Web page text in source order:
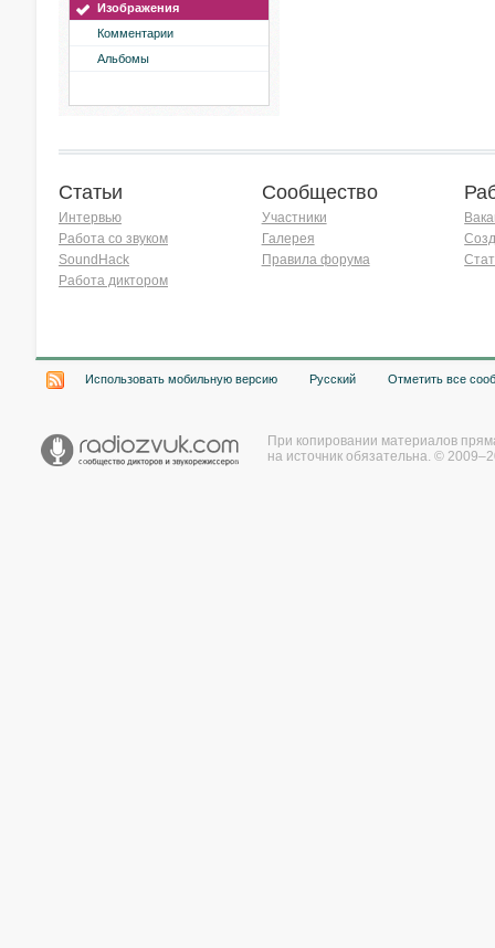
Изображения
Комментарии
Альбомы
Статьи
Интервью
Работа со звуком
SoundHack
Работа диктором
Сообщество
Участники
Галерея
Правила форума
Использовать мобильную версию Русский Отметить все
При копировании материалов
на источник обязательна. ©